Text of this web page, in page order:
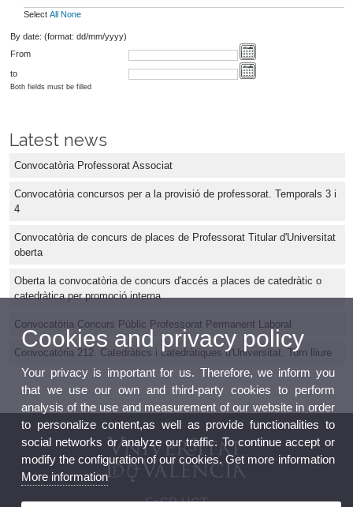
Select All None
By date: (format: dd/mm/yyyy)
From
to
Both fields must be filled
Latest news
Convocatòria Professorat Associat
Convocatòria concursos per a la provisió de professorat. Temporals 3 i
4
Convocatòria de concurs de places de Professorat Titular d'Universitat
oberta
Oberta la convocatòria de concurs d'accés a places de catedràtic o
catedràtica per promoció interna
Convocatòria Concurs Públic Professorat Permanent Laboral
Convocatòria 212. Catedràtics i catedràtiques d'Universitat. Torn lliure
FeSP-UGT
Cookies and privacy policy
Your privacy is important for us. Therefore, we inform you
that we use our own and third-party cookies to perform
analysis of the use and measurement of our website in order
to personalize content,as well as provide functionalities to
social networks or analyze our traffic. To continue accept or
modify the configuration of our cookies. Get more information
More information